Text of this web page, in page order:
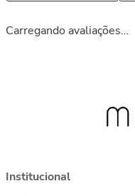
Carregando avaliações…
Institucional